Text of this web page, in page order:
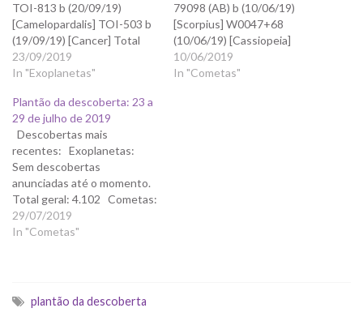
TOI-813 b (20/09/19)
[Camelopardalis] TOI-503 b
(19/09/19) [Cancer] Total
geral: 4.114 Cometas:
C/2019 Q3 (PANSTARRS)
(Gibbs) P/2019 R1 = P/2008
Y1 (Boattini) P/2019 P1 =
P/2010 U2 (Hill) C/2019 J3
(ATLAS) P/2019 O1 =
P/2014 U2 (Kowalski)
C/2019…
23/09/2019
In "Exoplanetas"
79098 (AB) b (10/06/19)
[Scorpius] W0047+68
(10/06/19) [Cassiopeia]
2M0117-34 (07/06/19)
[Sculptor] 2M0045+16
10/06/2019
In "Cometas"
Plantão da descoberta: 23 a
29 de julho de 2019
Descobertas mais
recentes: Exoplanetas:
Sem descobertas
anunciadas até o momento.
Total geral: 4.102 Cometas:
C/2019 J3 (ATLAS)
[28/07/19] P/2019 O1 =
C/2019 N1 (ATLAS) P/2019
M1 = P/2006 S1
29/07/2019
In "Cometas"
plantão da descoberta